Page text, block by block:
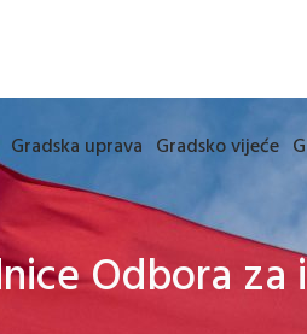
Gradska uprava Gradsko vijeće
Odbora